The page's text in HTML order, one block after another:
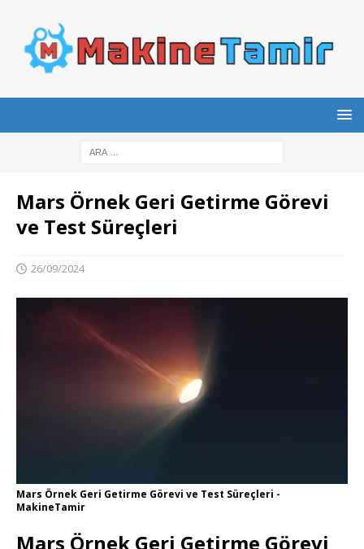
Mars Örnek Geri Getirme Görevi
ve Test Süreçleri
26/09/2024
Mars Örnek Geri Getirme Görevi ve Test Süreçleri -
MakineTamir
Mars Örnek Geri Getirme Görevi